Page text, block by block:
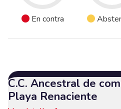
En contra
C.C. Ancestral de
Playa Renaciente